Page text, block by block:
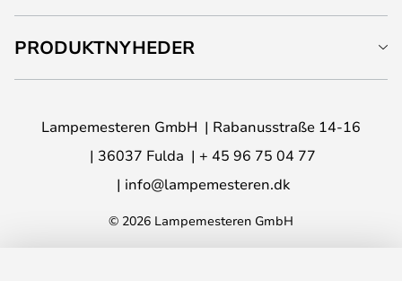
PRODUKTNYHEDER
Lampemesteren GmbH
Rabanusstraße 14-16
36037 Fulda
+ 45 96 75 04 77
info@lampemesteren.dk
© 2026 Lampemesteren GmbH